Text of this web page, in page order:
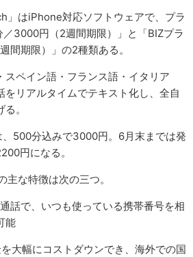
」はiPhone対応ソフトウェアで、プラ
3000円（2週間期限）」と「BIZプラ
間期限）」の2種類ある。
スペイン語・フランス語・イタリア
をリアルタイムでテキスト化し、全自
。
500分込みで3000円。6月末までは発
円になる。
主な特徴は次の三つ。
話で、いつも使っている携帯番号を相
能
を大幅にコストダウンでき、海外での国